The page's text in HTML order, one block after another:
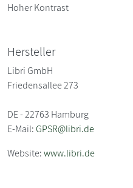
Hoher Kontrast
Hersteller
Libri GmbH
Friedensallee 273
DE - 22763 Hamburg
E-Mail:GPSR@libri.de
Website:www.libri.de